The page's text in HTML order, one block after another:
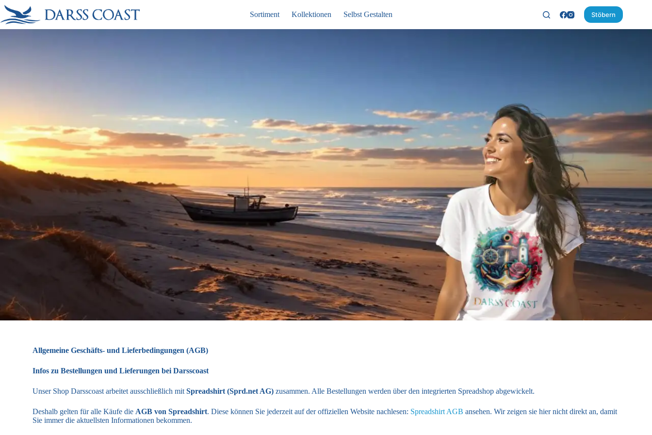
Sortiment Kollektionen Selbst Gestalten Stöbern
Allgemeine Geschäfts- und Lieferbedingungen (AGB)
Infos zu Bestellungen und Lieferungen bei Darsscoast
Unser Shop Darsscoast arbeitet ausschließlich mitSpreadshirt (Sprd.net AG) zusammen. Alle Bestellungen werden über den integrierten Spreadshop abgewickelt.
Deshalb gelten für alle Käufe die AGB von Spreadshirt. Diese können Sie jederzeit auf der offiziellen Website nachlesen: Spreadshirt AGB ansehen. Wir zeigen sie hier nicht direkt an, damit
Sie immer die aktuellsten Informationen bekommen.